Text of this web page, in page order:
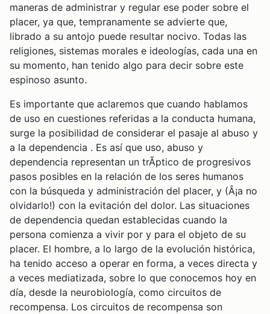
maneras de administrar y regular ese poder sobre el
placer, ya que, tempranamente se advierte que,
librado a su antojo puede resultar nocivo. Todas las
religiones, sistemas morales e ideologías, cada una en
su momento, han tenido algo para decir sobre este
espinoso asunto.
Es importante que aclaremos que cuando hablamos
de uso en cuestiones referidas a la conducta humana,
surge la posibilidad de considerar el pasaje al abuso y
a la dependencia . Es así que uso, abuso y
dependencia representan un trÃ­ptico de progresivos
pasos posibles en la relación de los seres humanos
con la búsqueda y administración del placer, y (Â¡a no
olvidarlo!) con la evitación del dolor. Las situaciones
de dependencia quedan establecidas cuando la
persona comienza a vivir por y para el objeto de su
placer. El hombre, a lo largo de la evolución histórica,
ha tenido acceso a operar en forma, a veces directa y
a veces mediatizada, sobre lo que conocemos hoy en
día, desde la neurobiología, como circuitos de
recompensa. Los circuitos de recompensa son